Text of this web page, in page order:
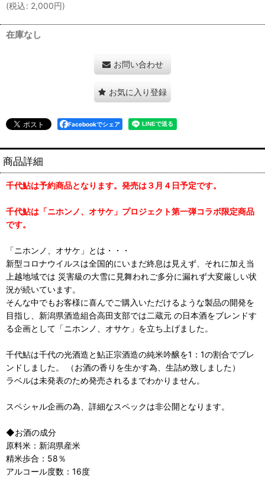
(税込: 2,000円)
在庫なし
お問い合わせ
お気に入り登録
Facebookでシェア
商品詳細
千代鮎は予約商品となります。発売は３月４日予定です。
千代鮎は「ニホンノ、オサケ」プロジェクト第一弾コラボ限定商品
です。
「ニホンノ、オサケ」とは・・・
新型コロナウイルスは全国的にいまだ終息は見えず、それに加え当
上越地域では 災害級の大雪に見舞われご多分に漏れず大変厳しい状
況が続いています。
そんな中でもお客様に喜んでご購入いただけるような製品の開発を
目指し、新潟県酒造組合高田支部では二蔵元 の日本酒をブレンドす
る企画として「ニホンノ、オサケ」を立ち上げました。
千代鮎は千代の光酒造と鮎正宗酒造の純米吟醸を1：1の割合でブレ
ンドしました。 （お酒の香りを生かす為、生詰め致しました）
ラベルは未発表のため発売されるまでわかりません。
スペシャル企画の為、詳細なスペックは非公開となります。
◆お酒の成分
原料米：新潟県産米
精米歩合：58％
アルコール度数：16度